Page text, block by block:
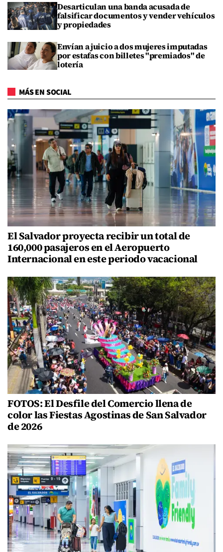
Desarticulan una banda acusada de
falsificar documentos y vender vehículos
y propiedades
Envían a juicio a dos mujeres imputadas
por estafas con billetes "premiados" de
lotería
MÁS EN SOCIAL
El Salvador proyecta recibir un total de
160,000 pasajeros en el Aeropuerto
Internacional en este periodo vacacional
FOTOS: El Desfile del Comercio llena de
color las Fiestas Agostinas de San Salvador
de 2026